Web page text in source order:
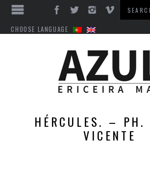
CHOOSE LANGUAGE
HÉRCULES. – PH.
VICENTE